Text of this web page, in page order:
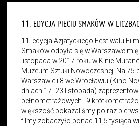
11. EDYCJA PIĘCIU SMAKÓW W
11. edycja Azjatyckiego Festiwalu
Smaków odbyła się w Warszawie
listopada w 2017 roku w Kinie
Muzeum Sztuki Nowoczesnej. Na 75
Warszawie i 8 we Wrocławiu (Kino
dniach 17 -23 listopada)
pełnometrażowych i 9
większość pokazaliśmy po raz
filmy zobaczyło ponad 11,5 tysiąca